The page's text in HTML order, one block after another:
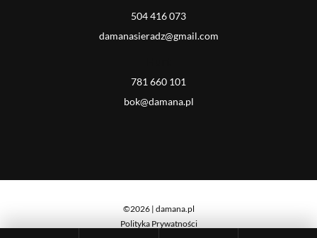
504 416 073
damanasieradz@gmail.com
781 660 101
bok@damana.pl
©2026 | damana.pl
Polityka Prywatności